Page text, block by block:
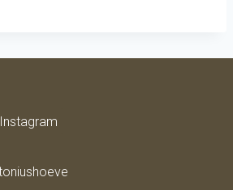
Instagram